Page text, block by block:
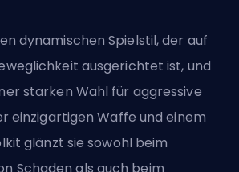
dynamischen Spielstil, der auf
ausgerichtet ist, und
starken Wahl für aggressive
einzigartigen Waffe und einem
glänzt sie sowohl beim